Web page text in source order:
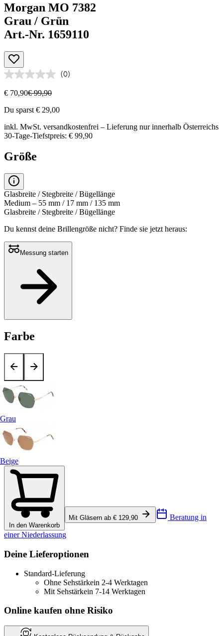
Morgan MO 7382
Grau / Grün
Art.-Nr. 1659110
(0)
€ 70,90€ 99,90
Du sparst € 29,00
inkl. MwSt. versandkostenfrei – Lieferung nur innerhalb Österreichs
30-Tage-Tiefstpreis: € 99,90
Größe
Glasbreite / Stegbreite / Bügellänge
Medium – 55 mm / 17 mm / 135 mm
Glasbreite / Stegbreite / Bügellänge
Du kennst deine Brillengröße nicht? Finde sie jetzt heraus:
Messung starten
Farbe
Grau
Beige
In den Warenkorb
Mit Gläsern ab € 129,90 Beratung in
einer Niederlassung
Deine Lieferoptionen
Standard-Lieferung
Ohne Sehstärkein 2-4 Werktagen
Mit Sehstärkein 7-14 Werktagen
Online kaufen ohne Risiko